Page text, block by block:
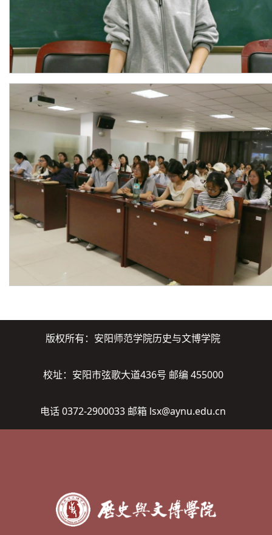
版权所有：安阳师范学院历史与文博学院
校址：安阳市弦歌大道436号 邮编 455000
电话 0372-2900033 邮箱 lsx@aynu.edu.cn